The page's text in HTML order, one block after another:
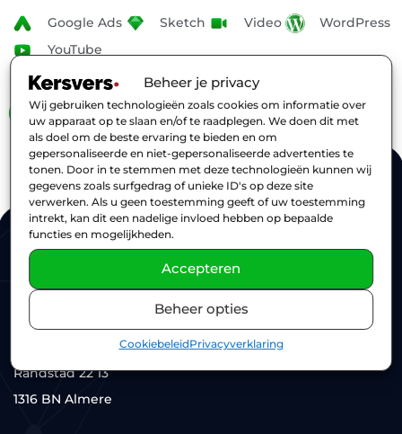
Beheer je privacy
Wij gebruiken technologieën zoals cookies om informatie over
uw apparaat op te slaan en/of te raadplegen. We doen dit met
als doel om de beste ervaring te bieden en om
gepersonaliseerde en niet-gepersonaliseerde advertenties te
tonen. Door in te stemmen met deze technologieën kunnen wij
gegevens zoals surfgedrag of unieke ID's op deze site
verwerken. Als u geen toestemming geeft of uw toestemming
intrekt, kan dit een nadelige invloed hebben op bepaalde
functies en mogelijkheden.
Accepteren
Beheer opties
CookiebeleidPrivacyverklaring
Google Ads Sketch Video
WordPress
YouTube
Bekijk de website
Contact
085 1 302 378
info@kersversdigital.nl
KvK: 77076338
Adres
Randstad 22 13
1316 BN Almere